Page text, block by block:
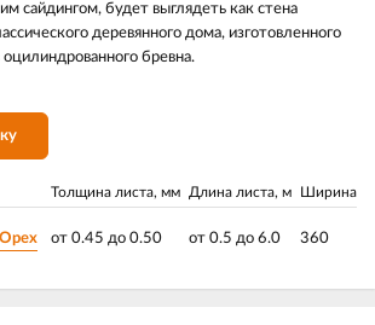
сайдингом, будет выглядеть как стена
деревянного дома, изготовленного
оцилиндрованного бревна.
Толщина листа, мм Длина листа, м Ширина
от 0.45 до 0.50 от 0.5 до 6.0 360